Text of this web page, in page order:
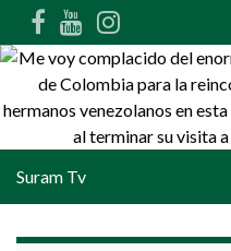
Search for:
Suram Tv